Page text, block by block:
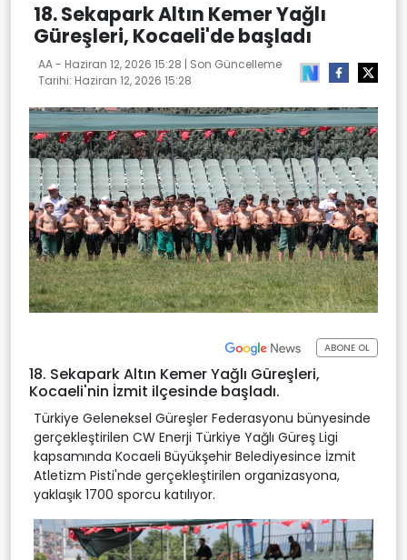
18. Sekapark Altın Kemer Yağlı
Güreşleri, Kocaeli'de başladı
AA - Haziran 12, 2026 15:28 | Son Güncelleme
Tarihi: Haziran 12, 2026 15:28
ABONE OL
18. Sekapark Altın Kemer Yağlı Güreşleri,
Kocaeli'nin İzmit ilçesinde başladı.
Türkiye Geleneksel Güreşler Federasyonu bünyesinde
gerçekleştirilen CW Enerji Türkiye Yağlı Güreş Ligi
kapsamında Kocaeli Büyükşehir Belediyesince İzmit
Atletizm Pisti'nde gerçekleştirilen organizasyona,
yaklaşık 1700 sporcu katılıyor.